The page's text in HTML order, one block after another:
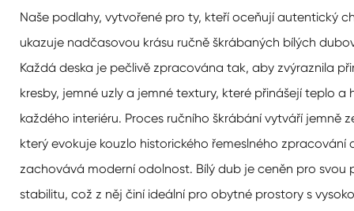
Naše podlahy, vytvořené pro ty, kteří oceňují autentický
ukazuje nadčasovou krásu ručně škrábaných bílých
Každá deska je pečlivě zpracována tak, aby zvýraznila
kresby, jemné uzly a jemné textury, které přinášejí teplo a
každého interiéru. Proces ručního škrábání vytváří jemně
který evokuje kouzlo historického řemeslného zpracování
zachovává moderní odolnost. Bílý dub je ceněn pro svou
stabilitu, což z něj činí ideální pro obytné prostory s